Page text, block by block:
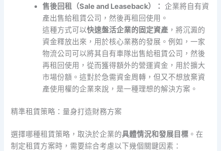
售後回租（Sale and Leaseback）： 企業將自有資
產出售給租賃公司，然後再租回使用。
這種方式可以快速盤活企業的固定資產 ，將沉澱的
資金釋放出來，用於核心業務的發展。例如，一家
物流公司可以將其自有車隊出售給租賃公司，然後
再租回使用，從而獲得額外的營運資金，用於擴大
市場份額。這對於急需資金周轉，但又不想放棄資
產使用權的企業來說，是一種理想的解決方案。
精準租賃策略：量身打造財務方案
選擇哪種租賃策略，取決於企業的具體情況和發展目標 。在
制定租賃方案時，需要綜合考慮以下幾個關鍵因素：